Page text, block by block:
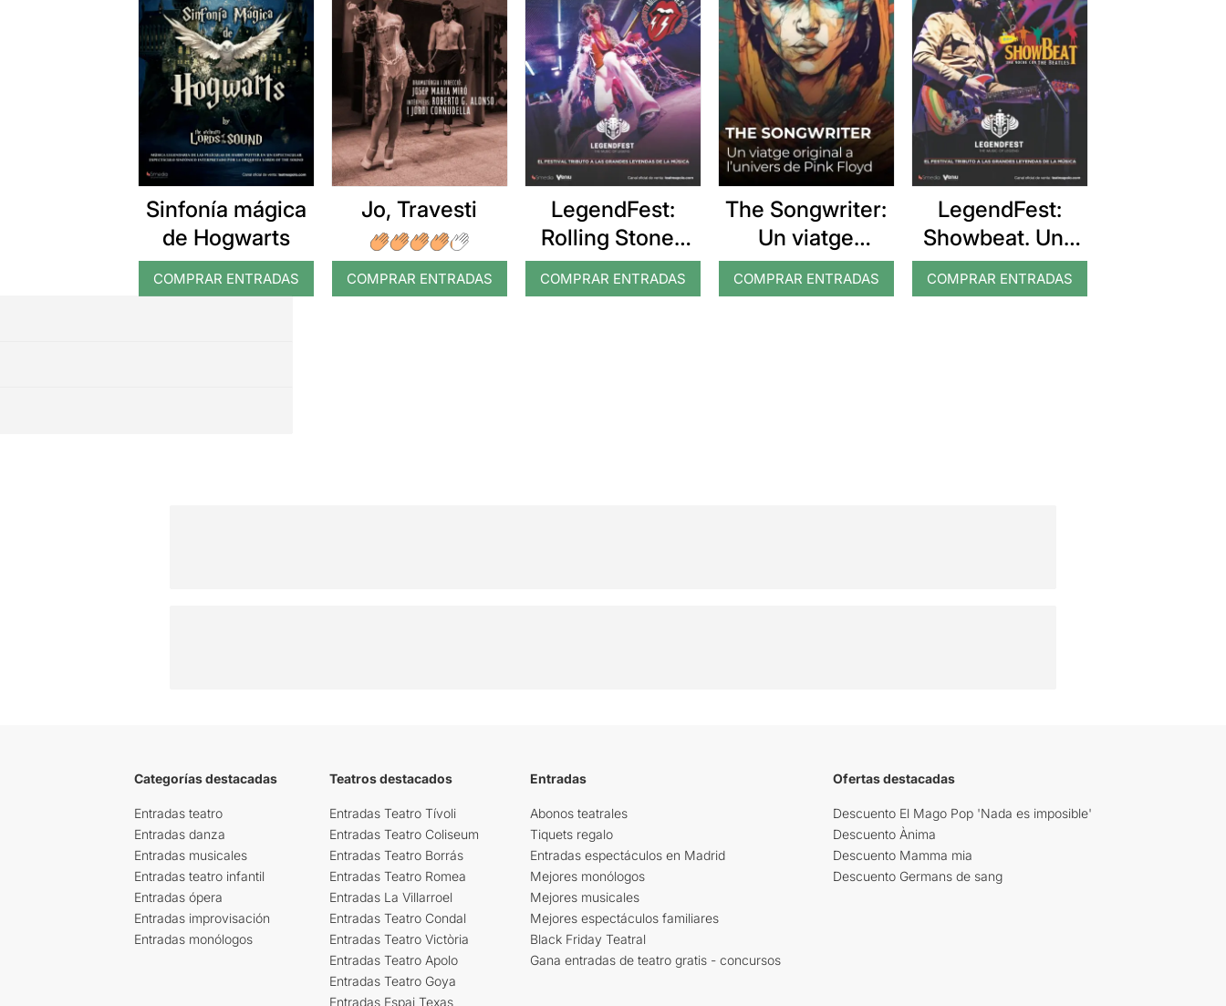
Sinfonía mágica
de Hogwarts
COMPRAR ENTRADAS
Jo, Travesti
COMPRAR ENTRADAS
LegendFest:
Rolling Stones
Tribute
COMPRAR ENTRADAS
The Songwriter:
Un viatge
original a
l’univers de Pink
COMPRAR ENTRADAS
LegendFest:
Showbeat. Una
nit amb els
Beatles
COMPRAR ENTRADAS
Categorías destacadas
Entradas teatro
Entradas danza
Entradas musicales
Entradas teatro infantil
Entradas ópera
Entradas improvisación
Entradas monólogos
Teatros destacados
Entradas Teatro Tívoli
Entradas Teatro Coliseum
Entradas Teatro Borrás
Entradas Teatro Romea
Entradas La Villarroel
Entradas Teatro Condal
Entradas Teatro Victòria
Entradas Teatro Apolo
Entradas Teatro Goya
Entradas Espai Texas
Entradas
Abonos teatrales
Tiquets regalo
Entradas espectáculos en Madrid
Mejores monólogos
Mejores musicales
Mejores espectáculos familiares
Black Friday Teatral
Gana entradas de teatro gratis - concursos
Ofertas destacadas
Descuento El Mago Pop 'Nada es imposible'
Descuento Ànima
Descuento Mamma mia
Descuento Germans de sang